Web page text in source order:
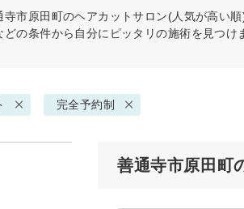
寺市原田町のヘアカットサロン(人気が高い
どの条件から自分にピッタリの施術を見つけ
完全予約制
善通寺市原田町